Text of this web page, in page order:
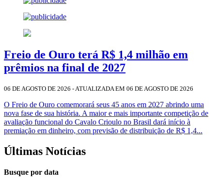
Freio de Ouro terá R$ 1,4 milhão em
prêmios na final de 2027
06 DE AGOSTO DE 2026 - ATUALIZADA EM 06 DE AGOSTO DE 2026
O Freio de Ouro comemorará seus 45 anos em 2027 abrindo uma
nova fase de sua história. A maior e mais importante competição de
avaliação funcional do Cavalo Crioulo no Brasil dará início à
premiação em dinheiro, com previsão de distribuição de R$ 1,4...
Últimas Notícias
Busque por data